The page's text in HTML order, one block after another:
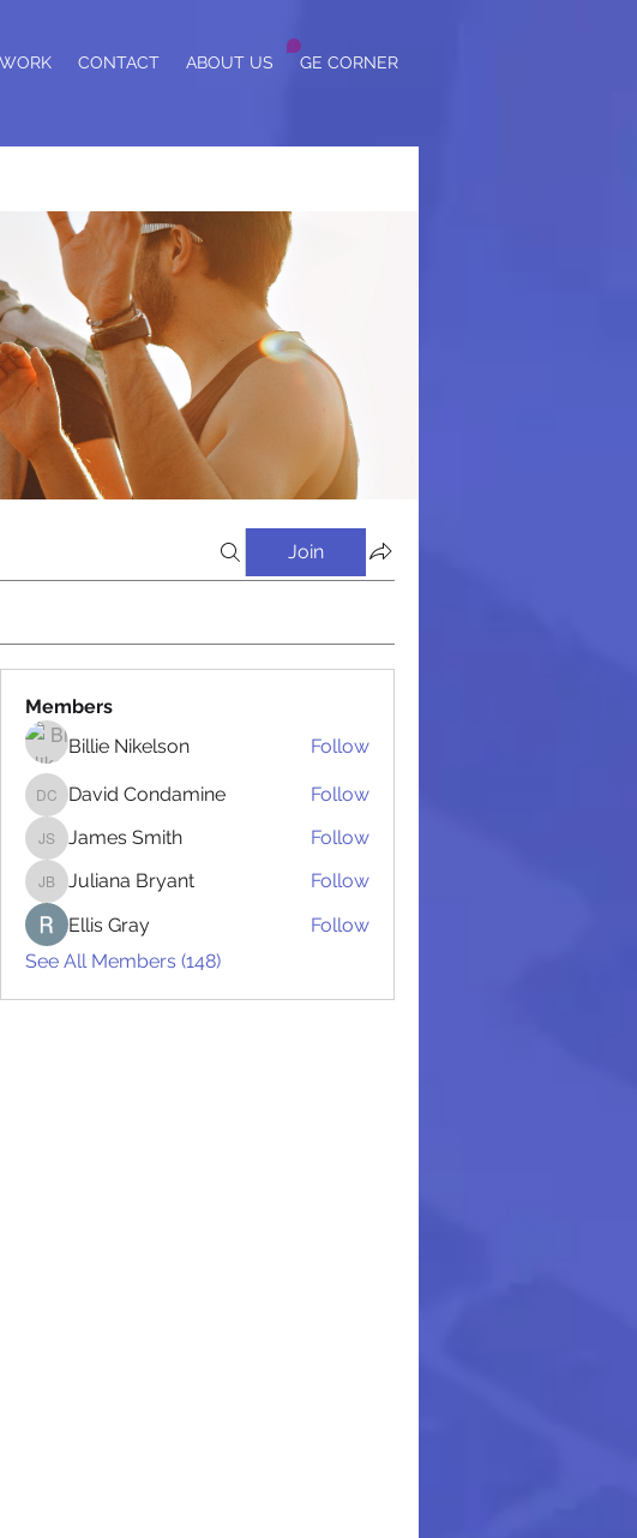
WORK CONTACT ABOUT US GE CORNER
Join
Администрацией
Members
Billie Nikelson
Follow
David Condamine
David Condamine Follow
James Smith
James Smith Follow
Juliana Bryant
Juliana Bryant
Follow
Ellis Gray
Follow
See All Members (148)